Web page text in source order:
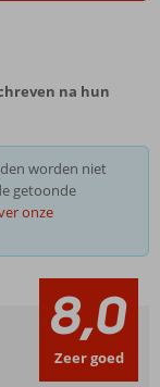
na hun
worden niet
getoonde
onze
8,0
Zeer goed